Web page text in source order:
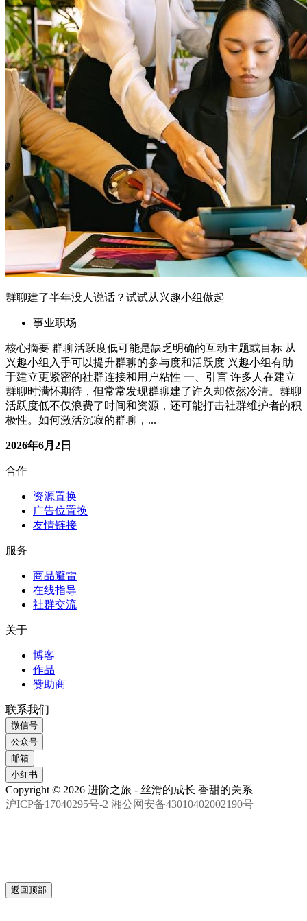
群聊建了半年没人说话？试试从兴趣小组做起
事业职场
核心摘要 群聊活跃度低可能是缺乏明确的互动主题或目标 从
兴趣小组入手可以提升群聊的参与度和活跃度 兴趣小组有助
于建立更紧密的社群连接和用户粘性 一、引言 许多人在建立
群聊时满怀期待，但常常发现群聊建了许久却依然冷清。群聊
活跃度低不仅浪费了时间和资源，还可能打击社群维护者的积
极性。如何激活沉寂的群聊，...
2026年6月2日
合作
资源置换
广告位置换
友情链接
服务
商品避雷
在线指导
社群交流
关于
博客
作品
赞助商
联系我们
微信号
公众号
邮箱
小红书
Copyright © 2026 进阶之旅 - 丝滑的成长 香甜的关系
沪ICP备17040295号-2 湘公网安备43010402002190号
返回顶部